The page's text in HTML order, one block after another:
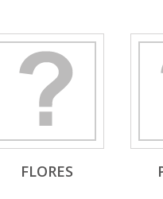
FLORES